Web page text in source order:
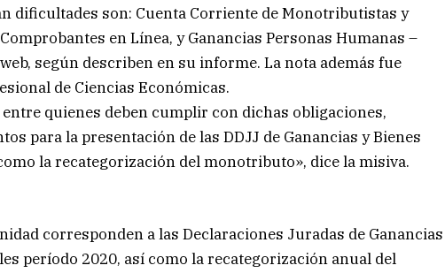
dificultades son: Cuenta Corriente de Monotributistas y
en Línea, y Ganancias Personas Humanas –
según describen en su informe. La nota además fue
de Ciencias Económicas.
quienes deben cumplir con dichas obligaciones,
para la presentación de las DDJJ de Ganancias y Bienes
la recategorización del monotributo», dice la misiva.
corresponden a las Declaraciones Juradas de Ganancias
período 2020, así como la recategorización anual del